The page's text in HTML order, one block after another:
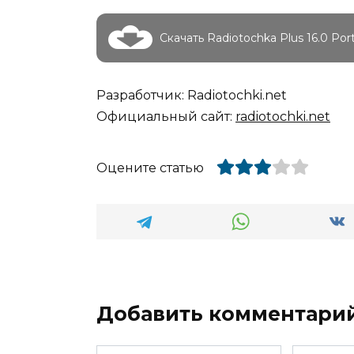
Скачать Radiotochka Plus 16.0
Разработчик: Radiotochki.net
Официальный сайт: radiotochki.net
Оцените статью
Добавить